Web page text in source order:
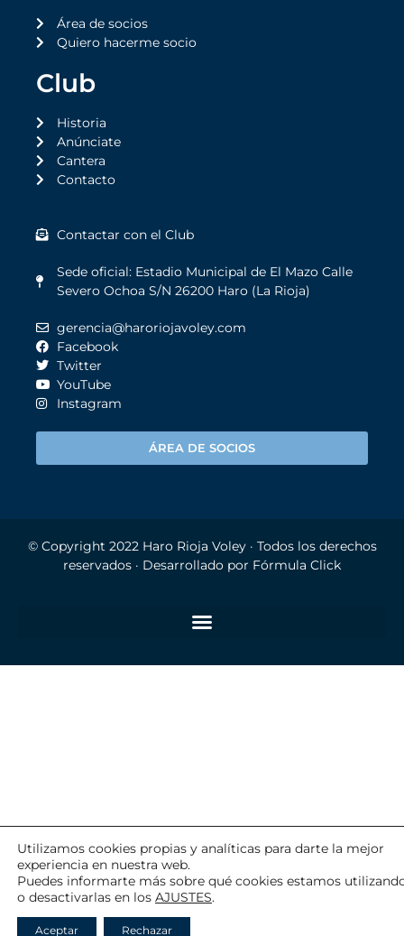
Área de socios
Quiero hacerme socio
Club
Historia
Anúnciate
Cantera
Contacto
Contactar con el Club
Sede oficial: Estadio Municipal de El Mazo Calle
Severo Ochoa S/N 26200 Haro (La Rioja)
gerencia@haroriojavoley.com
Facebook
Twitter
YouTube
Instagram
ÁREA DE SOCIOS
© Copyright 2022 Haro Rioja Voley· Todos los derechos
reservados · Desarrollado por Fórmula Click
Utilizamos cookies propias y analíticas para darte la mejor
experiencia en nuestra web.
Puedes informarte más sobre qué cookies estamos
o desactivarlas en los AJUSTES.
Aceptar Rechazar